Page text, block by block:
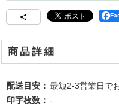
商品詳細
配送目安： 最短2-3営業日で
印字枚数： -